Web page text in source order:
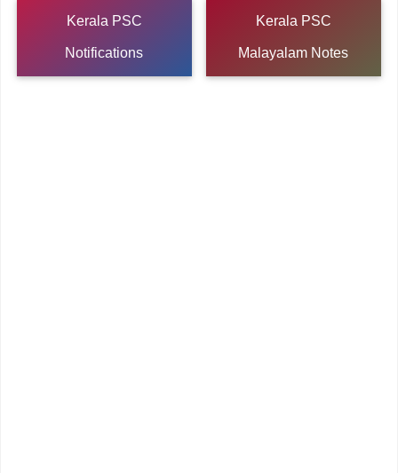
Kerala PSC
Notifications
Kerala PSC
Malayalam Notes